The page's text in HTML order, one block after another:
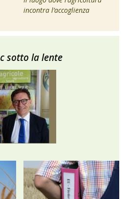
incontra l’accoglienza
sotto la lente